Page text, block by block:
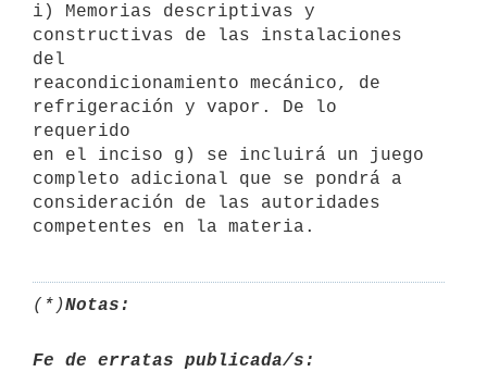
i) Memorias descriptivas y
constructivas de las instalaciones
del
reacondicionamiento mecánico, de
refrigeración y vapor. De lo
requerido
en el inciso g) se incluirá un juego
completo adicional que se pondrá a
consideración de las autoridades
(*)Notas:
Fe de erratas publicada/s: